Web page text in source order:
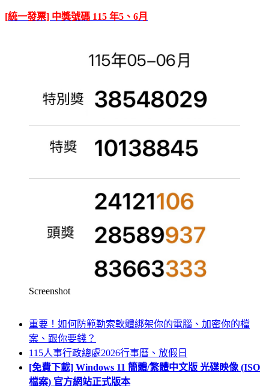
[統一發票] 中獎號碼 115 年5、6月
Screenshot
重要！如何防範勒索軟體綁架你的電腦、加密你的檔
案、跟你要錢？
115人事行政總處2026行事曆、放假日
[免費下載] Windows 11 簡體/繁體中文版 光碟映像 (ISO
檔案) 官方網站正式版本